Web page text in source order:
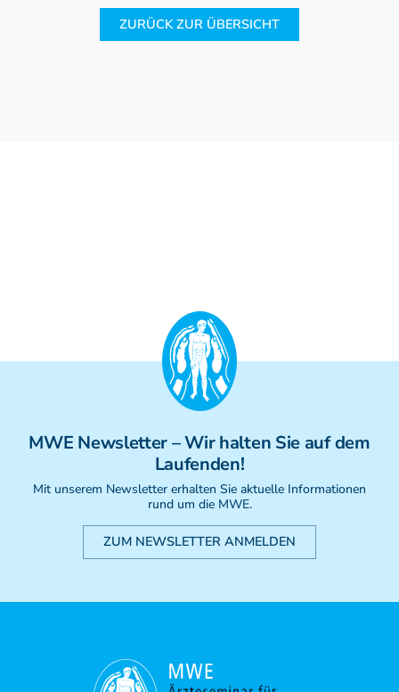
ZURÜCK ZUR ÜBERSICHT
MWE Newsletter– Wir halten Sie auf dem
Laufenden!
Mit unserem Newsletter erhalten Sie aktuelle Informationen
rund um die MWE.
ZUM NEWSLETTER ANMELDEN